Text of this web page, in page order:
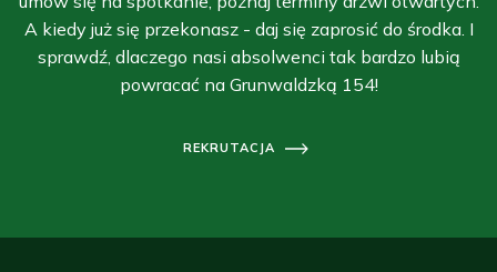
A kiedy już się przekonasz - daj się zaprosić do środka. I
sprawdź, dlaczego nasi absolwenci tak bardzo lubią
powracać na Grunwaldzką 154!
REKRUTACJA